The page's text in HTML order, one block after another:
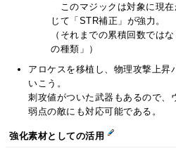
このマジックは対象に現
じて「STR補正」が強力。
（それまでの累積回数では
の種類」）
アロケスを移植し、物理攻撃上昇
いこう。
刺攻値がついた武器もあるので、
弱点の敵にも対応可能である。
強化素材としての活用